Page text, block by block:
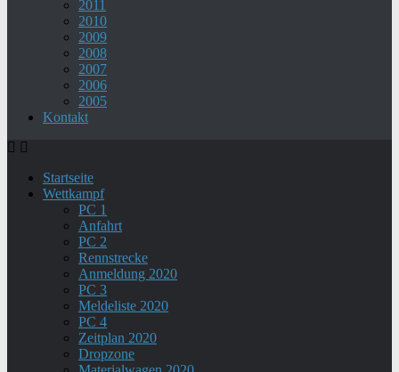
2011
2010
2009
2008
2007
2006
2005
Kontakt
Startseite
Wettkampf
PC 1
Anfahrt
PC 2
Rennstrecke
Anmeldung 2020
PC 3
Meldeliste 2020
PC 4
Zeitplan 2020
Dropzone